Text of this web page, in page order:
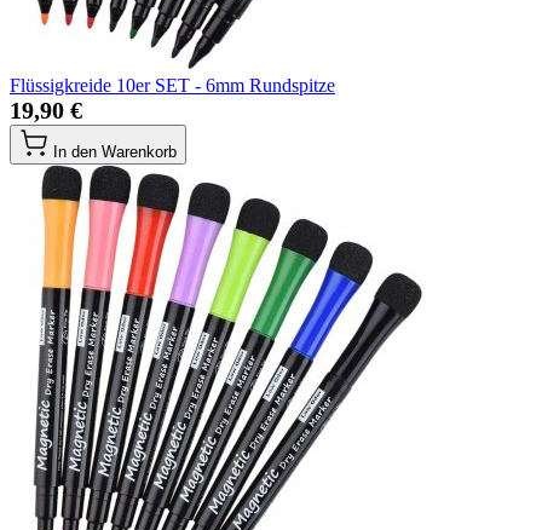
Flüssigkreide 10er SET - 6mm Rundspitze
19,90 €
In den Warenkorb